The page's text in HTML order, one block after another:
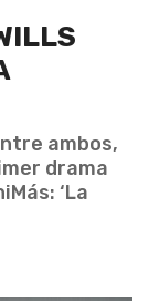
ambos,
drama
‘La